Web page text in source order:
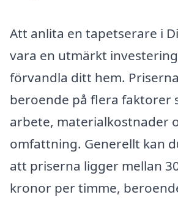
Att anlita en tapetserare i
vara en utmärkt
förvandla ditt hem.
beroende på flera faktorer
arbete, materialkostnader
omfattning. Generellt kan
att priserna ligger mellan
kronor per timme,